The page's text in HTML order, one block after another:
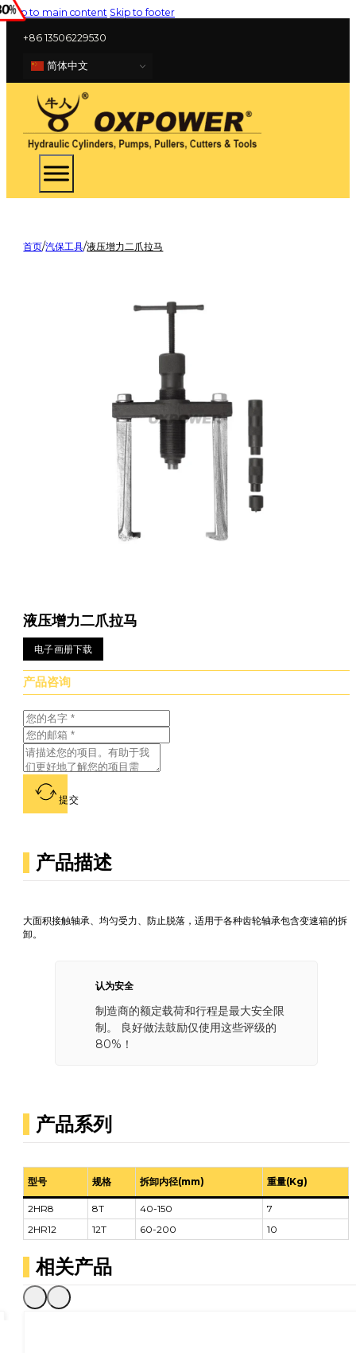
Skip to main content Skip to footer
+86 13506229530
简体中文
首页/汽保工具/液压增力二爪拉马
液压增力二爪拉马
电子画册下载
产品咨询
提交
产品描述
大面积接触轴承、均匀受力、防止脱落，适用于各种齿轮轴承包含变速箱的拆
卸。
认为安全
制造商的额定载荷和行程是最大安全限
制。 良好做法鼓励仅使用这些评级的
80%！
产品系列
型号 规格 拆卸内径(mm) 重量(Kg)
2HR8 8T 40-150
7
2HR12
12T 60-200 10
相关产品